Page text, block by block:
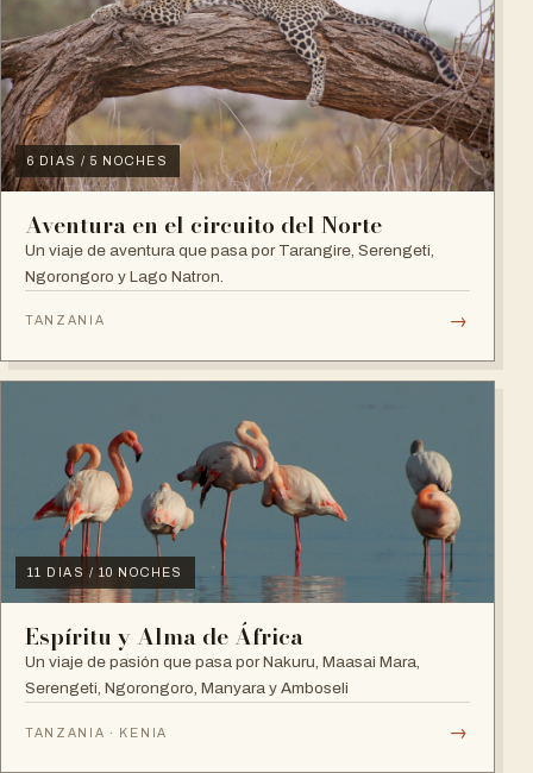
6 DIAS / 5 NOCHES
Aventura en el circuito del Norte
Un viaje de aventura que pasa por Tarangire, Serengeti,
Ngorongoro y Lago Natron.
TANZANIA →
11 DIAS / 10 NOCHES
Espíritu y Alma de África
Un viaje de pasión que pasa por Nakuru, Maasai Mara,
Serengeti, Ngorongoro, Manyara y Amboseli
TANZANIA · KENIA →